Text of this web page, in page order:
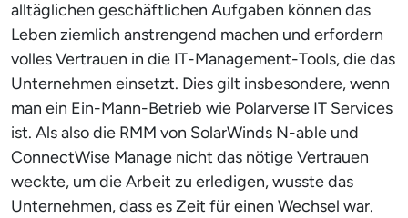
alltäglichen geschäftlichen Aufgaben können das
Leben ziemlich anstrengend machen und erfordern
volles Vertrauen in die IT-Management-Tools, die das
Unternehmen einsetzt. Dies gilt insbesondere, wenn
man ein Ein-Mann-Betrieb wie Polarverse IT Services
ist. Als also die RMM von SolarWinds N-able und
ConnectWise Manage nicht das nötige Vertrauen
weckte, um die Arbeit zu erledigen, wusste das
Unternehmen, dass es Zeit für einen Wechsel war.